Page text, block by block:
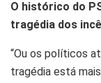
O histórico do
tragédia dos
“Ou os políticos
tragédia está